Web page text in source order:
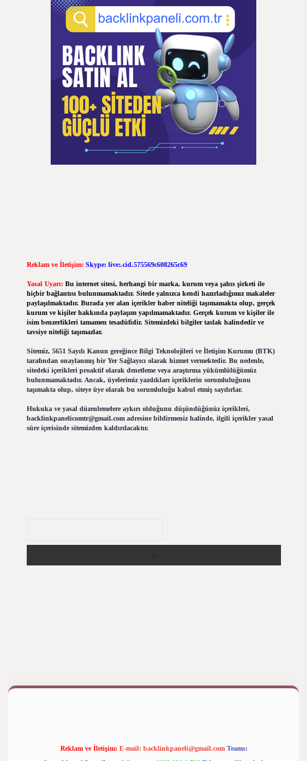
Reklam ve İletişim: Skype: live:.cid.575569c608265c69
Yasal Uyarı: Bu internet sitesi, herhangi bir marka, kurum veya şahıs şirketi ile
hiçbir bağlantısı bulunmamaktadır. Sitede yalnızca kendi hazırladığımız makaleler
paylaşılmaktadır. Burada yer alan içerikler haber niteliği taşımamakta olup, gerçek
kurum ve kişiler hakkında paylaşım yapılmamaktadır. Gerçek kurum ve kişiler ile
isim benzerlikleri tamamen tesadüfidir. Sitemizdeki bilgiler taslak halindedir ve
tavsiye niteliği taşımazlar.
Sitemiz, 5651 Sayılı Kanun gereğince Bilgi Teknolojileri ve İletişim Kurumu (BTK)
tarafından onaylanmış bir Yer Sağlayıcı olarak hizmet vermektedir. Bu nedenle,
sitedeki içerikleri proaktif olarak denetleme veya araştırma yükümlülüğümüz
bulunmamaktadır. Ancak, üyelerimiz yazdıkları içeriklerin sorumluluğunu
taşımakta olup, siteye üye olarak bu sorumluluğu kabul etmiş sayılırlar.
Hukuka ve yasal düzenlemelere aykırı olduğunu düşündüğünüz içerikleri,
backlinkpanelicomtr@gmail.comadresine bildirmeniz halinde, ilgili içerikler yasal
süre içerisinde sitemizden kaldırılacaktır.
Reklam ve İletişim: E-mail: backlinkpaneli@gmail.com Teams: